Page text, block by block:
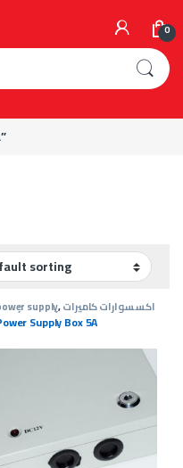
0
supply,اكسسوارات كاميرات
المراقبة,الأنظمة
Supply Box 5A